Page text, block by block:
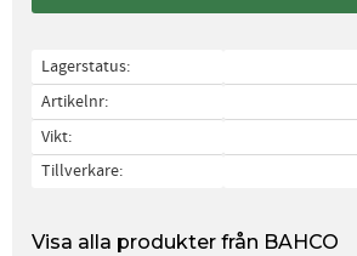
Lagerstatus
Artikelnr
Vikt
Tillverkare
Visa alla produkter från BAHCO